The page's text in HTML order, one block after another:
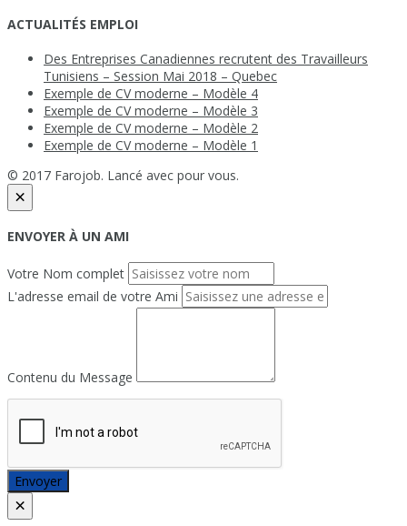
ACTUALITÉS EMPLOI
Des Entreprises Canadiennes recrutent des Travailleurs
Tunisiens – Session Mai 2018 – Quebec
Exemple de CV moderne – Modèle 4
Exemple de CV moderne – Modèle 3
Exemple de CV moderne – Modèle 2
Exemple de CV moderne – Modèle 1
© 2017 Farojob. Lancé avec pour vous.
×
ENVOYER À UN AMI
Votre Nom complet
L'adresse email de votre Ami
Contenu du Message
Envoyer
×